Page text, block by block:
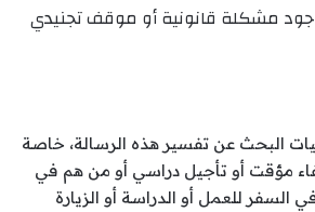
مشكلة قانونية أو موقف تجنيدي
زادت عمليات البحث عن تفسير هذه الرسالة، خاصة
مؤقت أو تأجيل دراسي أو من هم في
السفر للعمل أو الدراسة أو الزيارة